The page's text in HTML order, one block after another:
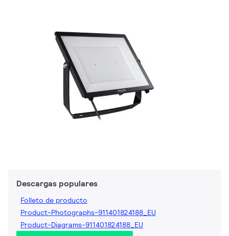
Descargas populares
Folleto de producto
Product-Photographs-911401824188_EU
Product-Diagrams-911401824188_EU